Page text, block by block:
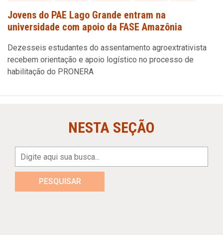
Jovens do PAE Lago Grande entram na
universidade com apoio da FASE Amazônia
Dezesseis estudantes do assentamento agroextrativista
recebem orientação e apoio logístico no processo de
habilitação do PRONERA
NESTA SEÇÃO
PESQUISAR